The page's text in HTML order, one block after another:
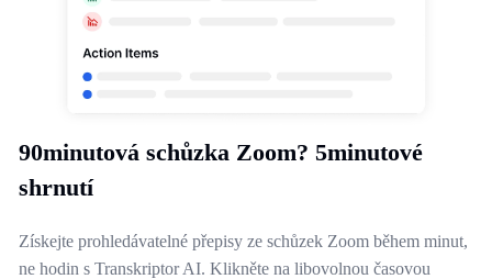
90minutová schůzka Zoom? 5minutové
shrnutí
Získejte prohledávatelné přepisy ze schůzek Zoom během minut,
ne hodin s Transkriptor AI. Klikněte na libovolnou časovou